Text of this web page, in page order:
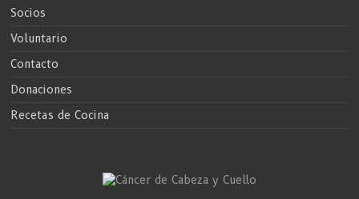
Socios
Voluntario
Contacto
Donaciones
Recetas de Cocina